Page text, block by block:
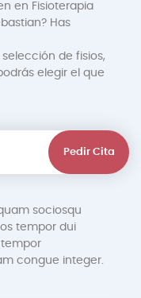
en Fisioterapia
Has
de fisios,
elegir el que
Pedir Cita
sociosqu
tempor dui
congue integer.